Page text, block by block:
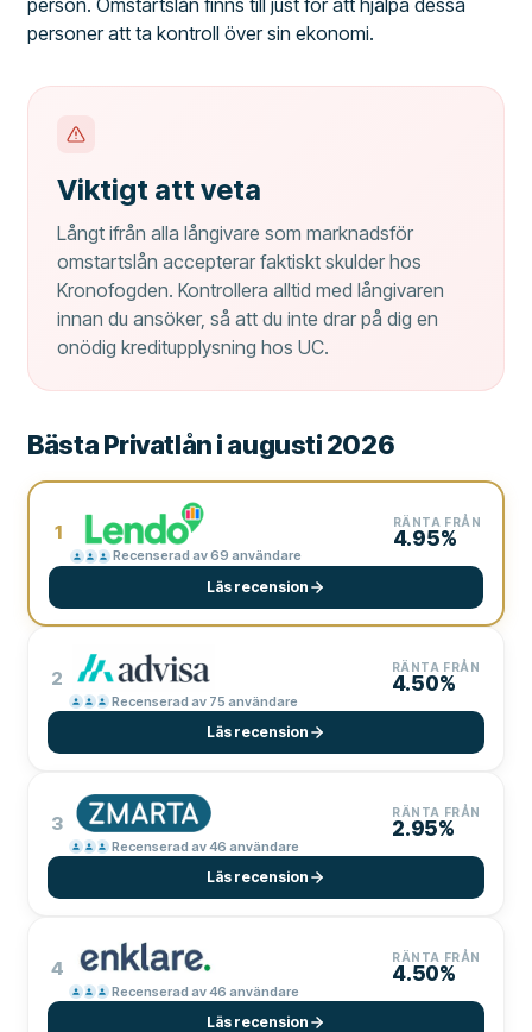
person. Omstartslån finns till just för att hjälpa dessa
personer att ta kontroll över sin ekonomi.
Viktigt att veta
Långt ifrån alla långivare som marknadsför
omstartslån accepterar faktiskt skulder hos
Kronofogden. Kontrollera alltid med långivaren
innan du ansöker, så att du inte drar på dig en
onödig kreditupplysning hos UC.
Bästa Privatlån i augusti 2026
1
Recenserad av 69 användare
RÄNTA FRÅN
4.95%
Läs recension
2
Recenserad av 75 användare
RÄNTA FRÅN
4.50%
Läs recension
3
Recenserad av 46 användare
RÄNTA FRÅN
2.95%
Läs recension
4
Recenserad av 46 användare
RÄNTA FRÅN
4.50%
Läs recension